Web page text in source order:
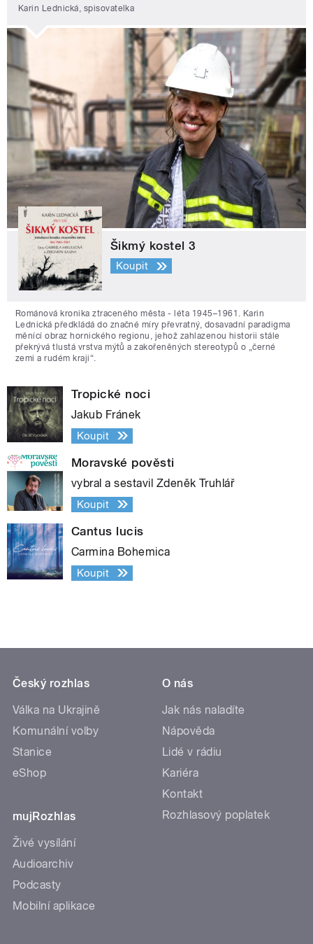
Karin Lednická, spisovatelka
Šikmý kostel 3
Koupit
Románová kronika ztraceného města - léta 1945–1961. Karin
Lednická předkládá do značné míry převratný, dosavadní paradigma
měnící obraz hornického regionu, jehož zahlazenou historii stále
překrývá tlustá vrstva mýtů a zakořeněných stereotypů o „černé
zemi a rudém kraji“.
Tropické noci
Jakub Fránek
Koupit
Moravské pověsti
vybral a sestavil Zdeněk Truhlář
Koupit
Cantus lucis
Carmina Bohemica
Koupit
Český rozhlas
Válka na Ukrajině
Komunální volby
Stanice
eShop
mujRozhlas
Živé vysílání
Audioarchiv
Podcasty
Mobilní aplikace
O nás
Jak nás naladíte
Nápověda
Lidé v rádiu
Kariéra
Kontakt
Rozhlasový poplatek